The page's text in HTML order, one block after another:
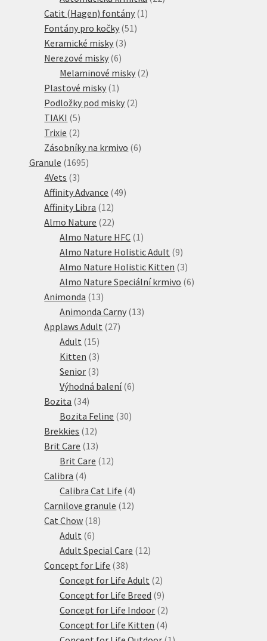
Catit (Hagen) fontány 1 1
Fontány pro kočky 51 51
Keramické misky 33
Nerezové misky 66
produktů
Melaminové misky 22
Plastové misky 1 1
produkt
Podložky pod misky 22
TIAKI 55
produktů
Trixie 22
produkty
Zásobníky na krmivo 66
Granule 16951695
4Vets 33
produkty
Affinity Advance 4949
Affinity Libra 1212
produktů
Almo Nature 2222
produktů
Almo Nature HFC 1 1
produkt
Almo Nature Holistic Adult 99
produktů
Almo Nature Holistic Kitten 33
produkty
Almo Nature Speciální krmivo 66
Animonda 1313
produktů
Animonda Carny 1313
Applaws Adult 2727
Adult 1515
produktů
Kitten 33
produkty
Senior 33
produkty
Výhodná balení 66
Bozita 3434
produktů
Bozita Feline 3030
Brekkies 1212
produktů
Brit Care 1313
produktů
Brit Care 1212
Calibra 44
produkty
Calibra Cat Life 44
produkty
Carnilove granule 1212
Cat Chow 1818
Adult 66
produktů
Adult Special Care 1212
Concept for Life 3838
produktů
Concept for Life Adult 22
produkty
Concept for Life Breed 99
produktů
Concept for Life Indoor 22
produkty
Concept for Life Kitten 44